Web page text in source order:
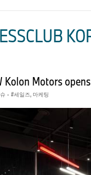
Kolon Motors
· 세일즈, 마케팅